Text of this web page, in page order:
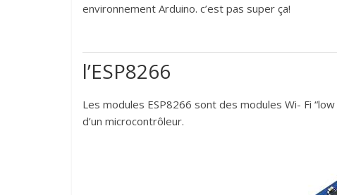
environnement Arduino. c’est pas super ça!
l’ESP8266
Les modules ESP8266 sont des modules Wi- Fi
d’un microcontrôleur.